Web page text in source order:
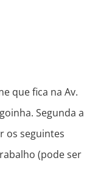
que fica na Av.
Segunda a
os seguintes
(pode ser